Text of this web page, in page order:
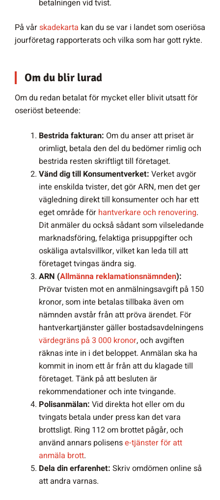
betalningen vid tvist.
På vårskadekarta kan du se var i landet som oseriösa
jourföretag rapporterats och vilka som har gott rykte.
Om du blir lurad
Om du redan betalat för mycket eller blivit utsatt för
oseriöst beteende:
Bestrida fakturan: Om du anser att priset är
orimligt, betala den del du bedömer rimlig och
bestrida resten skriftligt till företaget.
Vänd dig till Konsumentverket: Verket avgör
inte enskilda tvister, det gör ARN, men det ger
vägledning direkt till konsumenter och har ett
eget område för hantverkare och renovering.
Dit anmäler du också sådant som vilseledande
marknadsföring, felaktiga prisuppgifter och
oskäliga avtalsvillkor, vilket kan leda till att
företaget tvingas ändra sig.
ARN (Allmänna reklamationsnämnden):
Prövar tvisten mot en anmälningsavgift på 150
kronor, som inte betalas tillbaka även om
nämnden avstår från att pröva ärendet. För
hantverkartjänster gäller bostadsavdelningens
värdegräns på 3 000 kronor, och avgiften
räknas inte in i det beloppet. Anmälan ska ha
kommit in inom ett år från att du klagade till
företaget. Tänk på att besluten är
rekommendationer och inte tvingande.
Polisanmälan: Vid direkta hot eller om du
tvingats betala under press kan det vara
brottsligt. Ring 112 om brottet pågår, och
använd annars polisense-tjänster för att
anmäla brott.
Dela din erfarenhet: Skriv omdömen online så
att andra varnas.